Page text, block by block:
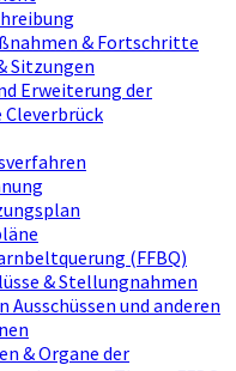
& Fortschritte
Sitzungen
Erweiterung der
Cleverbrück
(FFBQ)
& Stellungnahmen
Ausschüssen und anderen
& Organe der